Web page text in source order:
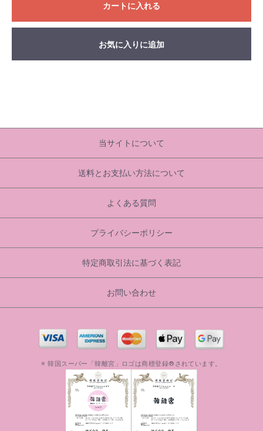
カートに入れる
お気に入りに追加
当サイトについて
送料とお支払い方法について
よくある質問
プライバシーポリシー
特定商取引法に基づく表記
お問い合わせ
※ 韓国スーパー「韓離宮」ロゴは商標登録®されています。